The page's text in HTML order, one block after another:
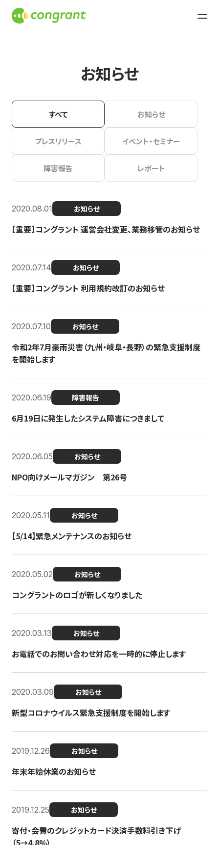
お知らせ
すべて お知らせ
プレスリリース イベント・セミナー
障害報告 レポート
2020.08.01 お知らせ
【重要】コングラント 運営会社変更、業務移管のお知らせ
2020.07.14 お知らせ
【重要】コングラント 利用規約改訂のお知らせ
2020.07.10 お知らせ
令和2年7月豪雨災害（九州・岐阜・長野）の緊急支援制度
を開始します
2020.06.19 障害報告
6月19日に発生したシステム障害につきまして
2020.06.05 お知らせ
NPO向けメールマガジン 第26号
2020.05.11 お知らせ
【5/14】緊急メンテナンスのお知らせ
2020.05.02 お知らせ
コングラントのロゴが新しくなりました
2020.03.13 お知らせ
お電話でのお問い合わせ対応を一時的に停止します
2020.03.09 お知らせ
新型コロナウイルス緊急支援制度を開始します
2019.12.26 お知らせ
年末年始休業のお知らせ
2019.12.25 お知らせ
寄付・会費のクレジットカード決済手数料引き下げ
（5→4.8%）